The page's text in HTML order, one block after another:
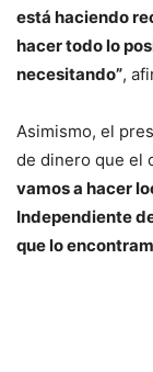
está haciendo
hacer todo lo
necesitando”,
Asimismo, el
de dinero que el
vamos a hacer
Independiente
que lo